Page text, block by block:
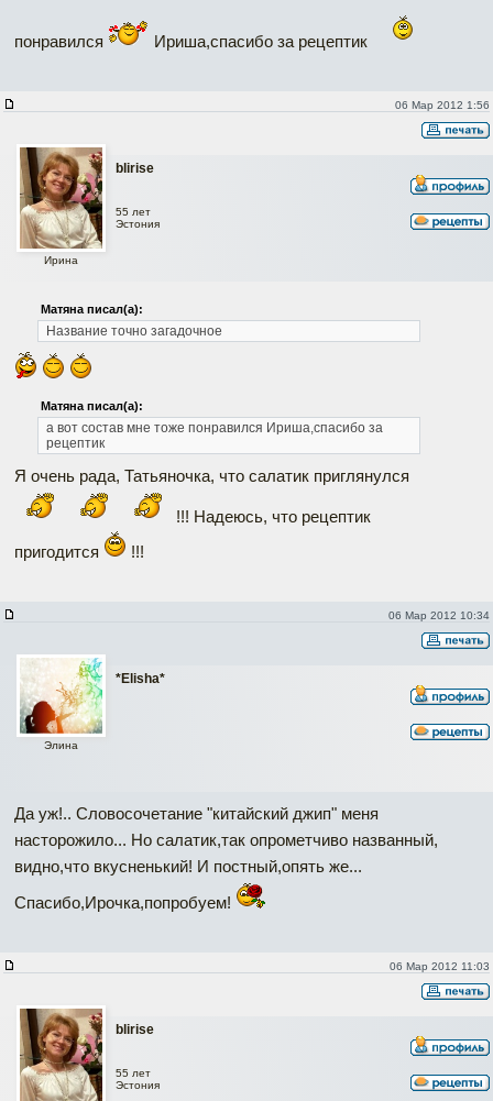
понравился Ириша,спасибо за рецептик
06 Мар 2012 1:56
blirise
Ирина
55 лет
Эстония
Матяна писал(а):
Название точно загадочное
Матяна писал(а):
а вот состав мне тоже понравился Ириша,спасибо за
рецептик
Я очень рада, Татьяночка, что салатик приглянулся
!!! Надеюсь, что рецептик
пригодится
!!!
06 Мар 2012 10:34
*Elisha*
Элина
Да уж!.. Словосочетание "китайский джип" меня
насторожило... Но салатик,так опрометчиво названный,
видно,что вкусненький! И постный,опять же...
Спасибо,Ирочка,попробуем!
06 Мар 2012 11:03
blirise
55 лет
Эстония